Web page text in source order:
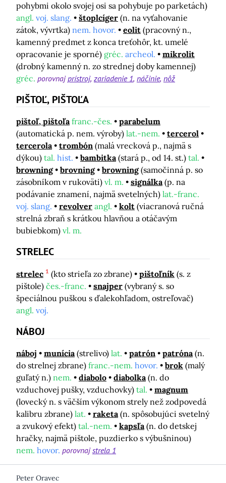
pohybmi okolo svojej osi sa pohybuje po parketách)
angl. voj. slang. štoplcíger (n. na vyťahovanie
zátok, vývrtka) nem. hovor. eolit (pracovný n.,
kamenný predmet z konca treťohôr, kt. umelé
opracovanie je sporné) gréc. archeol.
mikrolit
(drobný kamenný n. zo strednej doby kamennej)
gréc. porovnajprístroj zariadenie 1 náčinie nôž
PIŠTOĽ, PIŠTOĽA
pištoľ, pištoľa franc.-čes.
parabelum
(automatická p. nem. výroby) lat.-nem.
tercerol
tercerola
trombón (malá vrecková p., najmä s
dýkou) tal. hist. bambitka (stará p., od 14. st.) tal.
browning
brovning browning (samočinná p. so
zásobníkom v rukoväti) vl. m. signálka (p. na
podávanie znamení, najmä svetelných) lat.-franc.
voj. slang.
revolver angl. kolt (viacranová ručná
strelná zbraň s krátkou hlavňou a otáčavým
bubiebkom) vl. m.
STRELEC
strelec 1 (kto strieľa zo zbrane) pištoľník (s. z
pištole) čes.-franc. snajper (vybraný s. so
špeciálnou puškou s ďalekohľadom, ostreľovač)
angl. voj.
NÁBOJ
náboj munícia (strelivo) lat. patrón patróna (n.
do strelnej zbrane) franc.-nem. hovor. brok (malý
guľatý n.) nem. diabolo diabolka (n. do
vzduchovej pušky, vzduchovky) tal.
magnum
(lovecký n. s väčším výkonom strely než zodpovedá
kalibru zbrane) lat. raketa (n. spôsobujúci svetelný
a zvukový efekt) tal.-nem. kapsľa (n. do detskej
hračky, najmä pištole, puzdierko s výbušninou)
nem. hovor. porovnajstrela 1
Peter Oravec